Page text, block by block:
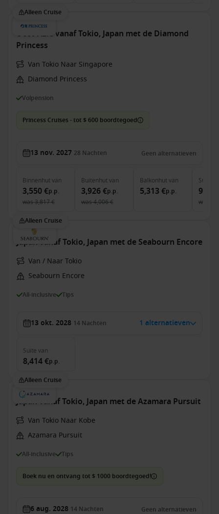
Alleen Cruise
Oost-Azië vanaf Tokio, Japan met de Diamond
Princess
Van Tokio Naar Singapore
Diamond Princess
Volpension
Princess Cruises - tot $ 600 boordtegoed
13 nov. 2027 28 Nachten Geen alternatieven
Binnenhutvan
3,550 €p.p.
was3,817 €
Buitenhutvan
3,926 €p.p.
was4,006 €
Balkonhutvan
5,313 €p.p.
Suite
was
Alleen Cruise
Japan vanaf Tokio, Japan met de Seabourn Encore
Van / Naar Tokio
Seabourn Encore
All-inclusive Tips
13 okt. 2028 14 Nachten 1 alternatieven
Suite van
8,414 €p.p.
Alleen Cruise
Japan vanaf Tokio, Japan met de Azamara Pursuit
Van Tokio Naar Kobe
Azamara Pursuit
All-inclusive Tips
Boek nu en ontvang tot $ 1000 boordtegoed!
6 aug. 2028 14 Nachten Geen alternatieven